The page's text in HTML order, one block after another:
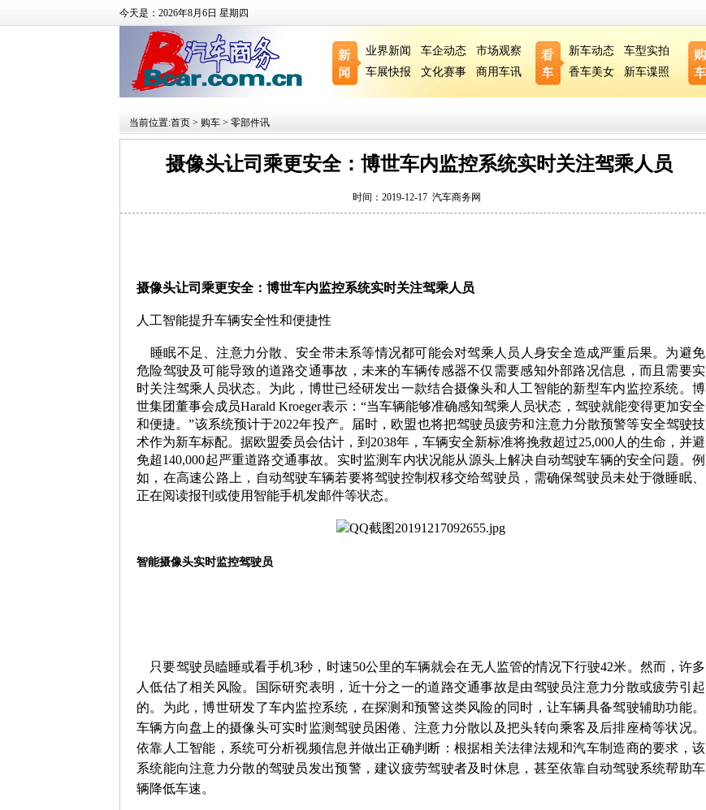
今天是：2026年8月6日 星期四
业界新闻 车企动态
市场观察
车展快报
文化赛事 商用车讯
新车动态
车型实拍
香车美女
新车谍照
当前位置:首页 > 购车 > 零部件讯
摄像头让司乘更安全：博世车内监控系统实时关注驾乘人员
时间：2019-12-17 汽车商务网
摄像头让司乘更安全：博世车内监控系统实时关注驾乘人员
人工智能提升车辆安全性和便捷性
睡眠不足、注意力分散、安全带未系等情况都可能会对驾乘人员人身安全造成严重后果。为避免
危险驾驶及可能导致的道路交通事故，未来的车辆传感器不仅需要感知外部路况信息，而且需要实
时关注驾乘人员状态。为此，博世已经研发出一款结合摄像头和人工智能的新型车内监控系统。博
世集团董事会成员Harald Kroeger表示：“当车辆能够准确感知驾乘人员状态，驾驶就能变得更加安全
和便捷。”该系统预计于2022年投产。届时，欧盟也将把驾驶员疲劳和注意力分散预警等安全驾驶技
术作为新车标配。据欧盟委员会估计，到 2038年，车辆安全新标准将挽救超过25,000人的生命，并避
免超140,000起严重道路交通事故。实时监测车内状况能从源头上解决自动驾驶车辆的安全问题。例
如，在高速公路上，自动驾驶车辆若要将驾驶控制权移交给驾驶员，需确保驾驶员未处于微睡眠、
正在阅读报刊或使用智能手机发邮件等状态。
智能摄像头实时监控驾驶员
只要驾驶员瞌睡或看手机3秒，时速50公里的车辆就会在无人监管的情况下行驶42米。然而，许多
人低估了相关风险。国际研究表明，近十分之一的道路交通事故是由驾驶员注意力分散或疲劳引起
的。为此，博世研发了车内监控系统，在探测和预警这类风险的同时，让车辆具备驾驶辅助功能。
车辆方向盘上的摄像头可实时监测驾驶员困倦、注意力分散以及把头转向乘客及后排座椅等状况。
依靠人工智能，系统可分析视频信息并做出正确判断：根据相关法律法规和汽车制造商的要求，该
系统能向注意力分散的驾驶员发出预警，建议疲劳驾驶者及时休息，甚至依靠自动驾驶系统帮助车
辆降低车速。